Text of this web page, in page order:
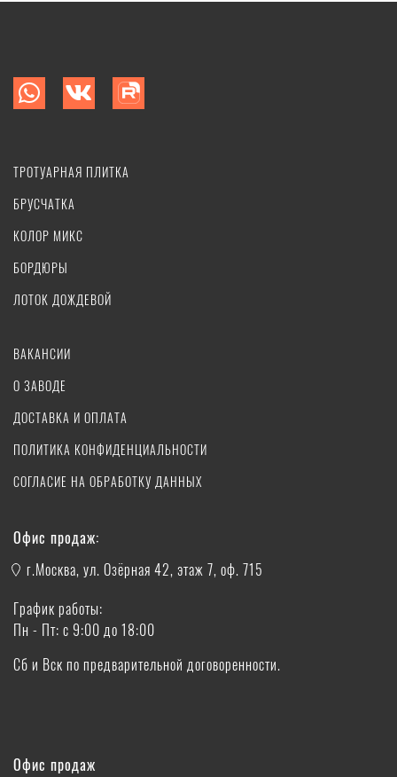
ТРОТУАРНАЯ ПЛИТКА
БРУСЧАТКА
КОЛОР МИКС
БОРДЮРЫ
ЛОТОК ДОЖДЕВОЙ
ВАКАНСИИ
О ЗАВОДЕ
ДОСТАВКА И ОПЛАТА
ПОЛИТИКА КОНФИДЕНЦИАЛЬНОСТИ
СОГЛАСИЕ НА ОБРАБОТКУ ДАННЫХ
Офис продаж:
г.Москва, ул. Озёрная 42, этаж 7, оф. 715
График работы:
Пн - Пт: с 9:00 до 18:00
Сб и Вск по предварительной договоренности.
Офис продаж